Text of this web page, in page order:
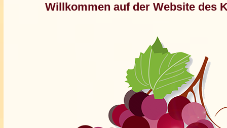
Willkommen auf der Website des